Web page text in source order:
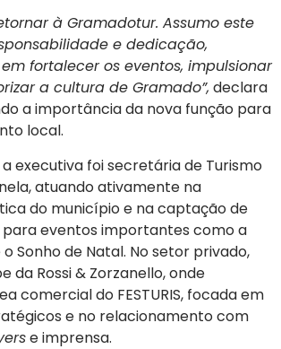
à Gramadotur. Assumo este
e dedicação,
fortalecer os eventos, impulsionar
a cultura de Gramado”, declara
a importância da nova função para
local.
executiva foi secretária de Turismo
atuando ativamente na
do município e na captação de
eventos importantes como a
Sonho de Natal. No setor privado,
da Rossi & Zorzanello, onde
comercial do FESTURIS, focada em
e no relacionamento com
e imprensa.